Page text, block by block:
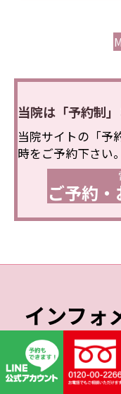
当院は「予約制」
当院サイトの「予
時をご予約下さい。
ご予約・
インフォ
INFOMATION